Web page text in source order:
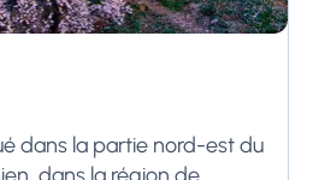
dans la partie nord-est du